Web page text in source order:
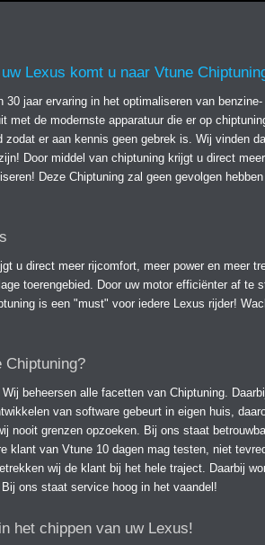
Lexus komt u naar Vtune
jaar ervaring in het optimaliseren van
met de modernste apparatuur die er op
er aan kennis geen gebrek is. Wij vinden
Door middel van chiptuning krijgt u direct
Deze Chiptuning zal geen gevolgen
u direct meer rijcomfort, meer power en meer
toerengebied. Door uw motor efficiënter af te
is een "must" voor iedere Lexus rijder!
Chiptuning?
beheersen alle facetten van Chiptuning.
van software gebeurt in eigen huis,
nooit grenzen opzoeken. Bij ons staat
klant van Vtune 10 dagen mag testen, niet
wij de klant bij het hele traject. Daarbij
ons staat service hoog in het vaandel!
het chippen van uw Lexus!